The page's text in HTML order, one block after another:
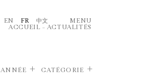
EN FR 中文
MENU
ACCUEIL – ACTUALITÉS
ANNÉE CATÉGORIE